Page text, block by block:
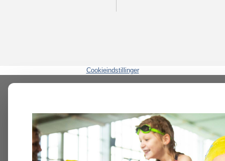
Cookieindstillinger